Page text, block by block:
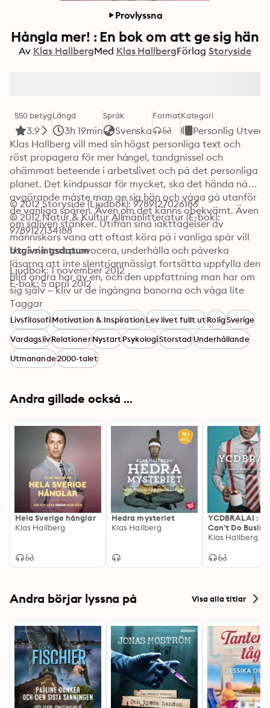
Provlyssna
Hångla mer! : En bok om att ge sig hän
Av Klas HallbergMed Klas HallbergFörlag Storyside
550 betyg
3.9
Längd
3h 19min
Språk
Svenska
FormatKategori
Personlig
Klas Hallberg vill med sin högst personliga text och
röst propagera för mer hångel, tandgnissel och
ohämmat beteende i arbetslivet och på det personliga
planet. Det kindpussar för mycket, ska det hända nåt
avgörande måste man ge sig hän och våga gå utanför
de vanliga spåren. Även om det känns obekvämt. Även
om saliven stänker. Utifrån sina iakttagelser av
människors vana att oftast köra på i vanliga spår vill
han i sin text provocera, underhålla och påverka
läsarna att inte slentrianmässigt fortsätta uppfylla den
bild andra har av en, och den uppfattning man har om
sig själv – kliv ur de ingångna banorna och våga lite
mer. Hångla mer är en bok som kommer att läsas av,
skrattas åt och slängas i väggen av en mycket bred
publik. Författaren uteslöt själv i princip bara Dalai
Lama i sin uppräkning av vilka boken riktar sig till.
© 2012 Storyside (Ljudbok): 9789127026186
© 2012 Natur & Kultur Allmänlitteratur (E-bok):
9789127134188
Utgivningsdatum
Ljudbok: 1 november 2012
E-bok: 5 april 2012
Taggar
LivsfilosofiMotivation & InspirationLev livet fullt utRoligSverige
VardagslivRelationerNystartPsykologiStorstadUnderhållande
Utmanande2000-talet
Andra gillade också ...
Hela Sverige hånglar
Klas Hallberg
Hedra mysteriet
Klas Hallberg
YCDBRALAI :
Can't Do
Running
Klas Hallberg
Andra börjar lyssna på Visa alla titlar